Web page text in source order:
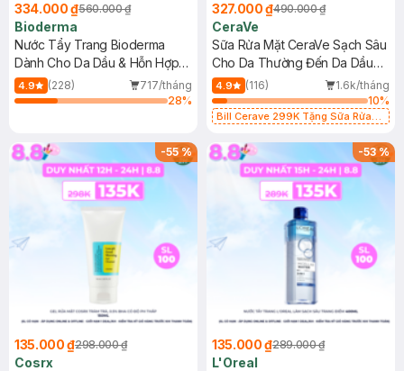
334.000 ₫560.000 ₫
Bioderma
Nước Tẩy Trang Bioderma
Dành Cho Da Dầu & Hỗn Hợp
500ml
4.9 (228)
717/tháng
28%
327.000 ₫490.000 ₫
CeraVe
Sữa Rửa Mặt CeraVe Sạch Sâu
Cho Da Thường Đến Da Dầu
473ml
4.9 (116)
1.6k/tháng
10%
Bill Cerave 299K Tặng Sữa Rửa
-55%
135.000 ₫298.000 ₫
Cosrx
-53%
135.000 ₫289.000 ₫
L'Oreal